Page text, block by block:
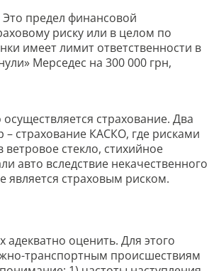
предел финансовой
риску или в целом по
имеет лимит ответственности в
Мерседес на 300 000 грн,
страхование. Два
– страхование КАСКО, где рисками
стекло, стихийное
авто вследствие некачественного
является страховым риском.
оценить. Для этого
транспортным происшествиям